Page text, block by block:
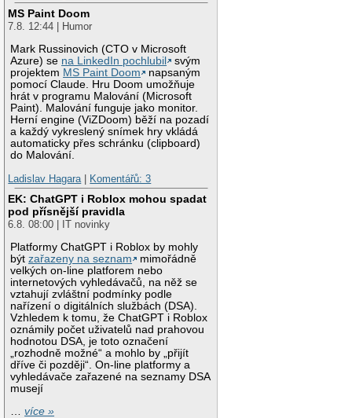
MS Paint Doom
7.8. 12:44 | Humor
Mark Russinovich (CTO v Microsoft
Azure) se na LinkedIn pochlubil
svým
projektem MS Paint Doom
napsaným
pomocí Claude. Hru Doom umožňuje
hrát v programu Malování (Microsoft
Paint). Malování funguje jako monitor.
Herní engine (ViZDoom) běží na pozadí
a každý vykreslený snímek hry vkládá
automaticky přes schránku (clipboard)
do Malování.
Ladislav Hagara | Komentářů: 3
EK: ChatGPT i Roblox mohou spadat
pod přísnější pravidla
6.8. 08:00 | IT novinky
Platformy ChatGPT i Roblox by mohly
býtzařazeny na seznam
mimořádně
velkých on-line platforem nebo
internetových vyhledávačů, na něž se
vztahují zvláštní podmínky podle
nařízení o digitálních službách (DSA).
Vzhledem k tomu, že ChatGPT i Roblox
oznámily počet uživatelů nad prahovou
hodnotou DSA, je toto označení
„rozhodně možné“ a mohlo by „přijít
dříve či později“. On-line platformy a
vyhledávače zařazené na seznamy DSA
musejí
…více »